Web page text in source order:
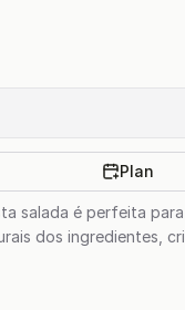
Plan
salada é perfeita
dos ingredientes,